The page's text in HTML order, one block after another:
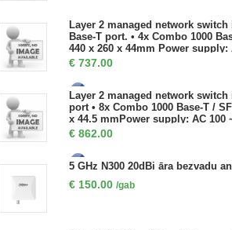
Layer 2 managed network switch
Base-T port. • 4x Combo 1000
440 x 260 x 44mm Power supply:
€737.00
Layer 2 managed network switch
port • 8x Combo 1000 Base-T /
x 44.5 mmPower supply: AC 100
€862.00
5 GHz N300 20dBi āra bezvadu
€150.00 /gab